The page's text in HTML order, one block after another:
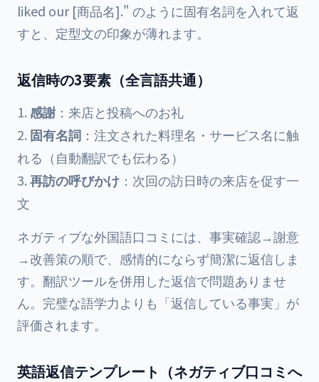
liked our [商品名]." のように固有名詞を入れて返
すと、定型文の印象が薄れます。
返信時の3要素（全言語共通）
感謝 ：来店と投稿へのお礼
固有名詞 ：注文された料理名・サービス名に触
れる（自動翻訳でも伝わる）
再訪の呼びかけ ：次回の訪日時の来店を促す一
文
ネガティブな外国語口コミには、事実確認→謝意
→改善策の順で、感情的にならず簡潔に返信しま
す。翻訳ツールを併用した返信で問題ありませ
ん。完璧な語学力よりも「返信している事実」が
評価されます。
英語返信テンプレート（ネガティブ口コミへ